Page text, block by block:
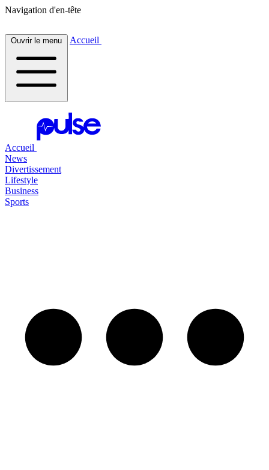
Navigation d'en-tête
Ouvrir le menu Accueil
Accueil
News
Divertissement
Lifestyle
Business
Sports